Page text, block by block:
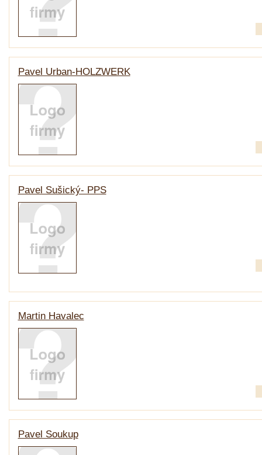
Pavel Urban-HOLZWERK
Pavel Sušický- PPS
Martin Havalec
Pavel Soukup